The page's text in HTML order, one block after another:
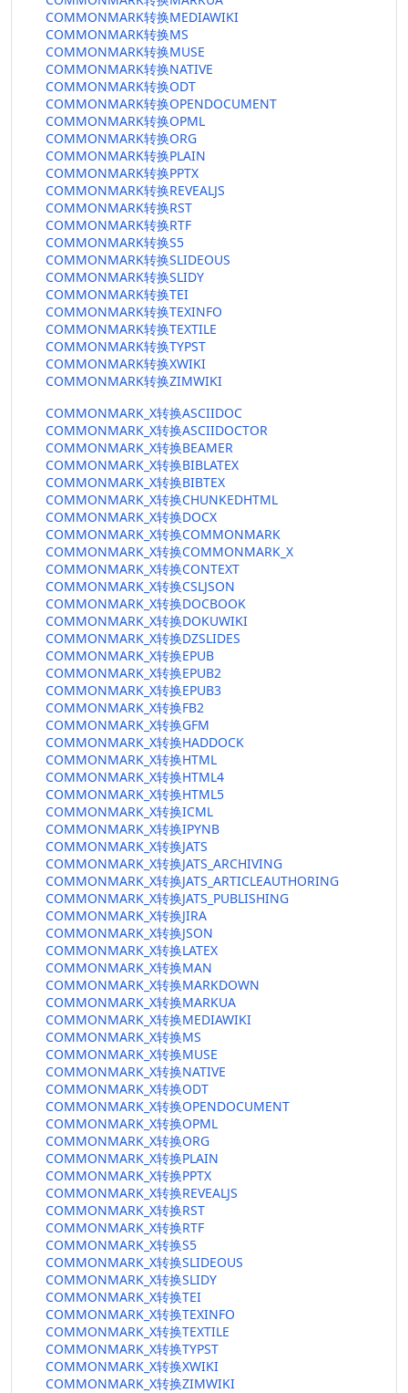
COMMONMARK转换MEDIAWIKI
COMMONMARK转换MS
COMMONMARK转换MUSE
COMMONMARK转换NATIVE
COMMONMARK转换ODT
COMMONMARK转换OPENDOCUMENT
COMMONMARK转换OPML
COMMONMARK转换ORG
COMMONMARK转换PLAIN
COMMONMARK转换PPTX
COMMONMARK转换REVEALJS
COMMONMARK转换RST
COMMONMARK转换RTF
COMMONMARK转换S5
COMMONMARK转换SLIDEOUS
COMMONMARK转换SLIDY
COMMONMARK转换TEI
COMMONMARK转换TEXINFO
COMMONMARK转换TEXTILE
COMMONMARK转换TYPST
COMMONMARK转换XWIKI
COMMONMARK转换ZIMWIKI
COMMONMARK_X转换ASCIIDOC
COMMONMARK_X转换ASCIIDOCTOR
COMMONMARK_X转换BEAMER
COMMONMARK_X转换BIBLATEX
COMMONMARK_X转换BIBTEX
COMMONMARK_X转换CHUNKEDHTML
COMMONMARK_X转换DOCX
COMMONMARK_X转换COMMONMARK
COMMONMARK_X转换COMMONMARK_X
COMMONMARK_X转换CONTEXT
COMMONMARK_X转换CSLJSON
COMMONMARK_X转换DOCBOOK
COMMONMARK_X转换DOKUWIKI
COMMONMARK_X转换DZSLIDES
COMMONMARK_X转换EPUB
COMMONMARK_X转换EPUB2
COMMONMARK_X转换EPUB3
COMMONMARK_X转换FB2
COMMONMARK_X转换GFM
COMMONMARK_X转换HADDOCK
COMMONMARK_X转换HTML
COMMONMARK_X转换HTML4
COMMONMARK_X转换HTML5
COMMONMARK_X转换ICML
COMMONMARK_X转换IPYNB
COMMONMARK_X转换JATS
COMMONMARK_X转换JATS_ARCHIVING
COMMONMARK_X转换JATS_ARTICLEAUTHORING
COMMONMARK_X转换JATS_PUBLISHING
COMMONMARK_X转换JIRA
COMMONMARK_X转换JSON
COMMONMARK_X转换LATEX
COMMONMARK_X转换MAN
COMMONMARK_X转换MARKDOWN
COMMONMARK_X转换MARKUA
COMMONMARK_X转换MEDIAWIKI
COMMONMARK_X转换MS
COMMONMARK_X转换MUSE
COMMONMARK_X转换NATIVE
COMMONMARK_X转换ODT
COMMONMARK_X转换OPENDOCUMENT
COMMONMARK_X转换OPML
COMMONMARK_X转换ORG
COMMONMARK_X转换PLAIN
COMMONMARK_X转换PPTX
COMMONMARK_X转换REVEALJS
COMMONMARK_X转换RST
COMMONMARK_X转换RTF
COMMONMARK_X转换S5
COMMONMARK_X转换SLIDEOUS
COMMONMARK_X转换SLIDY
COMMONMARK_X转换TEI
COMMONMARK_X转换TEXINFO
COMMONMARK_X转换TEXTILE
COMMONMARK_X转换TYPST
COMMONMARK_X转换XWIKI
COMMONMARK_X转换ZIMWIKI